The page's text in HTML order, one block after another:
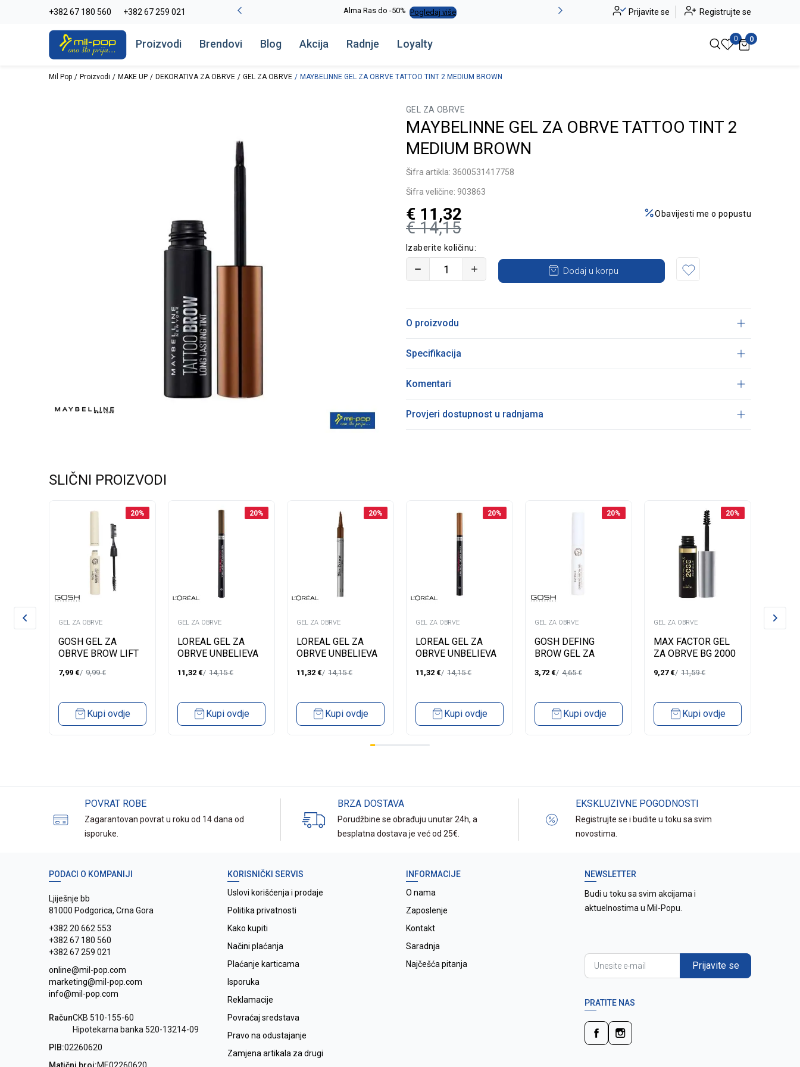
+382 67 180 560 +382 67 259 021
La Plage peškiri do -30% Pogledaj više Alma Ras do -50% Pogledaj više Novo u ponudi - Jadea Pogledaj više
Prijavite se Registrujte se
Proizvodi Brendovi Blog Akcija Radnje Loyalty 0 0
Mil Pop Proizvodi MAKE UP DEKORATIVA ZA OBRVE GEL ZA OBRVE MAYBELINNE GEL ZA OBRVE TATTOO TINT 2 MEDIUM BROWN
GEL ZA OBRVE
MAYBELINNE GEL ZA OBRVE TATTOO TINT 2
MEDIUM BROWN
Šifra artikla: 3600531417758
Šifra veličine: 903863
€ 14,15
€ 11,32 Obavijesti me o popustu
Izaberite količinu:
Dodaj u korpu
O proizvodu
Specifikacija
Komentari
Provjeri dostupnost u radnjama
SLIČNI PROIZVODI
20%
GEL ZA OBRVE
GOSH GEL ZA
OBRVE BROW LIFT
7,99 € 9,99€
Kupi ovdje
20%
GEL ZA OBRVE
LOREAL GEL ZA
OBRVE UNBELIEVA
108 DARK
11,32 € 14,15€
Kupi ovdje
20%
GEL ZA OBRVE
LOREAL GEL ZA
OBRVE UNBELIEVA
105 BRUNETTE
11,32 € 14,15€
Kupi ovdje
20%
GEL ZA OBRVE
LOREAL GEL ZA
OBRVE UNBELIEVA
103 DARK BLONDE
11,32 € 14,15€
Kupi ovdje
20%
GEL ZA OBRVE
GOSH DEFING
BROW GEL ZA
3,72 € 4,65€
Kupi ovdje
20%
GEL ZA OBRVE
MAX FACTOR GEL
ZA OBRVE BG 2000
9,27 € 11,59€
Kupi ovdje
GEL ZA
POVRAT ROBE
Zagarantovan povrat u roku od 14 dana od
isporuke.
BRZA DOSTAVA
Porudžbine se obrađuju unutar 24h, a
besplatna dostava je već od 25€.
EKSKLUZIVNE POGODNOSTI
Registrujte se i budite u toku sa svim
novostima.
PODACI O KOMPANIJI
Ljiješnje bb
81000 Podgorica, Crna Gora
+382 20 662 553
+382 67 180 560
+382 67 259 021
online@mil-pop.com
marketing@mil-pop.com
info@mil-pop.com
RačunCKB 510-155-60
Hipotekarna banka 520-13214-09
PIB:02260620
KORISNIČKI SERVIS
Uslovi korišćenja i prodaje
Politika privatnosti
Kako kupiti
Načini plaćanja
Plaćanje karticama
Isporuka
Reklamacije
Povraćaj sredstava
Pravo na odustajanje
Zamjena artikala za drugi
INFORMACIJE
O nama
Zaposlenje
Kontakt
Saradnja
Najčešća pitanja
NEWSLETTER
Budi u toku sa svim akcijama i
aktuelnostima u Mil-Popu.
Prijavite se
PRATITE NAS